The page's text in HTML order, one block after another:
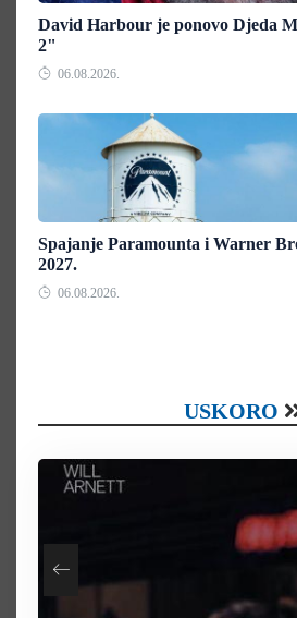
David Harbour je ponovo Djeda
2"
06.08.2026.
Spajanje Paramounta i Warner
2027.
06.08.2026.
USKORO